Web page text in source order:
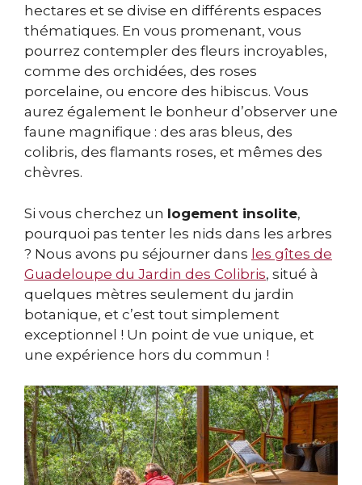
hectares et se divise en différents espaces
thématiques. En vous promenant, vous
pourrez contempler des fleurs incroyables,
comme des orchidées, des roses
porcelaine, ou encore des hibiscus. Vous
aurez également le bonheur d’observer une
faune magnifique : des aras bleus, des
colibris, des flamants roses, et mêmes des
chèvres.
Si vous cherchez un logement insolite,
pourquoi pas tenter les nids dans les arbres
? Nous avons pu séjourner dans les gîtes de
Guadeloupe du Jardin des Colibris, situé à
quelques mètres seulement du jardin
botanique, et c’est tout simplement
exceptionnel ! Un point de vue unique, et
une expérience hors du commun !